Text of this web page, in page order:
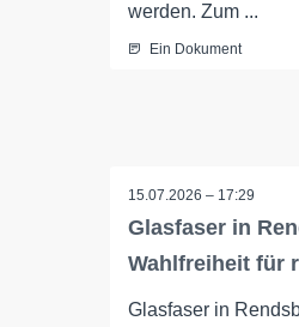
werden. Zum ...
Ein Dokument
15.07.2026 – 17:29
Glasfaser in
Wahlfreiheit für
Glasfaser in